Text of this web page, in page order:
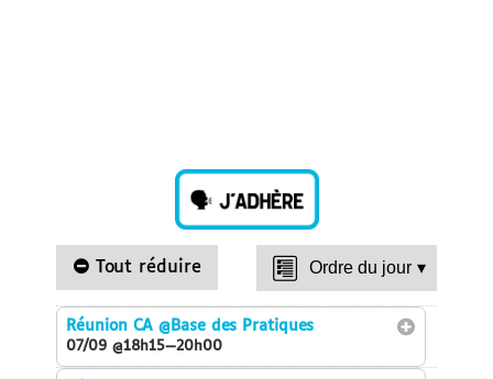
Tout réduire Ordre du jour ▾
Réunion CA@Base des Pratiques
07/09 @18h15—20h00